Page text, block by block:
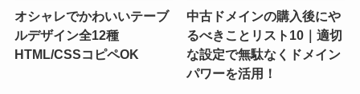
オシャレでかわいいテーブ
ルデザイン全12種
HTML/CSSコピペOK
中古ドメインの購入後にや
るべきことリスト10｜適切
な設定で無駄なくドメイン
パワーを活用！